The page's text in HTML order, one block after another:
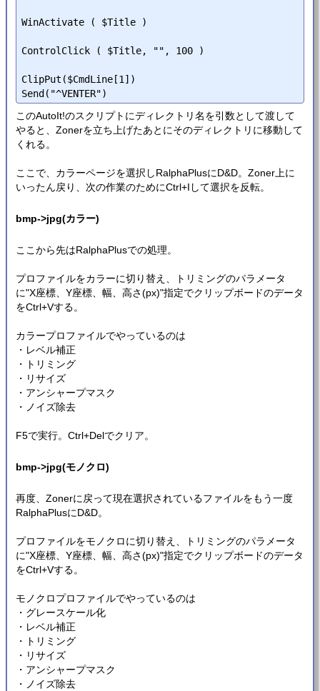
WinActivate ( $Title )
ControlClick ( $Title, "", 100 )
ClipPut($CmdLine[1])
このAutoIt!のスクリプトにディレクトリ名を引数として渡して
やると、Zonerを立ち上げたあとにそのディレクトリに移動して
くれる。
ここで、カラーページを選択しRalphaPlusにD&D。Zoner上に
いったん戻り、次の作業のためにCtrl+Iして選択を反転。
bmp->jpg(カラー)
ここから先はRalphaPlusでの処理。
プロファイルをカラーに切り替え、トリミングのパラメータ
に"X座標、Y座標、幅、高さ(px)"指定でクリップボードのデータ
をCtrl+Vする。
カラープロファイルでやっているのは
・レベル補正
・トリミング
・リサイズ
・アンシャープマスク
・ノイズ除去
F5で実行。Ctrl+Delでクリア。
bmp->jpg(モノクロ)
再度、Zonerに戻って現在選択されているファイルをもう一度
RalphaPlusにD&D。
プロファイルをモノクロに切り替え、トリミングのパラメータ
に"X座標、Y座標、幅、高さ(px)"指定でクリップボードのデータ
をCtrl+Vする。
モノクロプロファイルでやっているのは
・グレースケール化
・レベル補正
・トリミング
・リサイズ
・アンシャープマスク
・ノイズ除去